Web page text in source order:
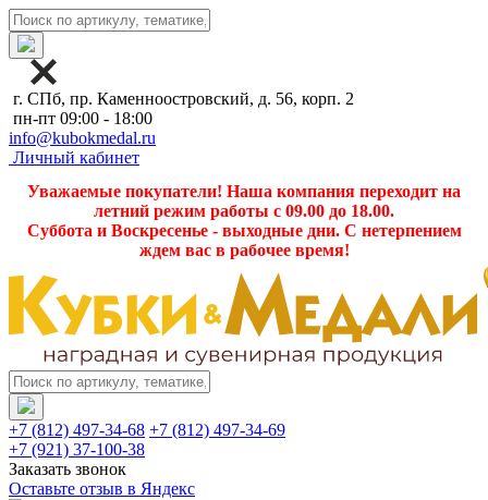
г. СПб, пр. Каменноостровский, д. 56, корп. 2
пн-пт 09:00 - 18:00
info@kubokmedal.ru
Личный кабинет
Уважаемые покупатели! Наша компания переходит на
летний режим работы с 09.00 до 18.00.
Суббота и Воскресенье - выходные дни. С нетерпением
ждем вас в рабочее время!
+7 (812) 497-34-68 +7 (812) 497-34-69
+7 (921) 37-100-38
Заказать звонок
Оставьте отзыв в Яндекс